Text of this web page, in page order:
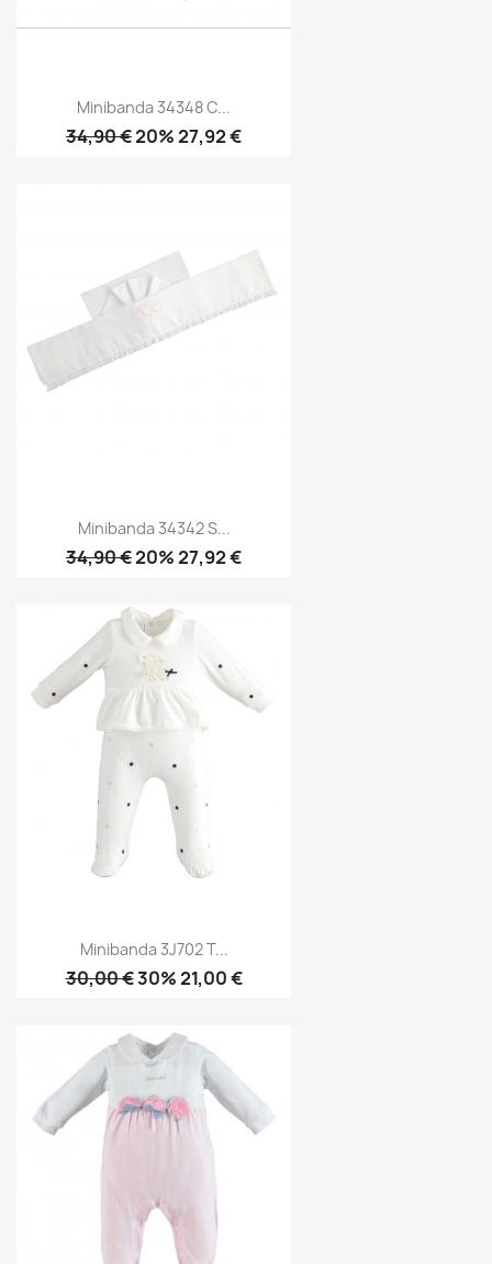
Minibanda 34348 C...
34,90 €20% 27,92 €
Minibanda 34342 S...
34,90 €20% 27,92 €
Minibanda 3J702 T...
30,00 €30% 21,00 €